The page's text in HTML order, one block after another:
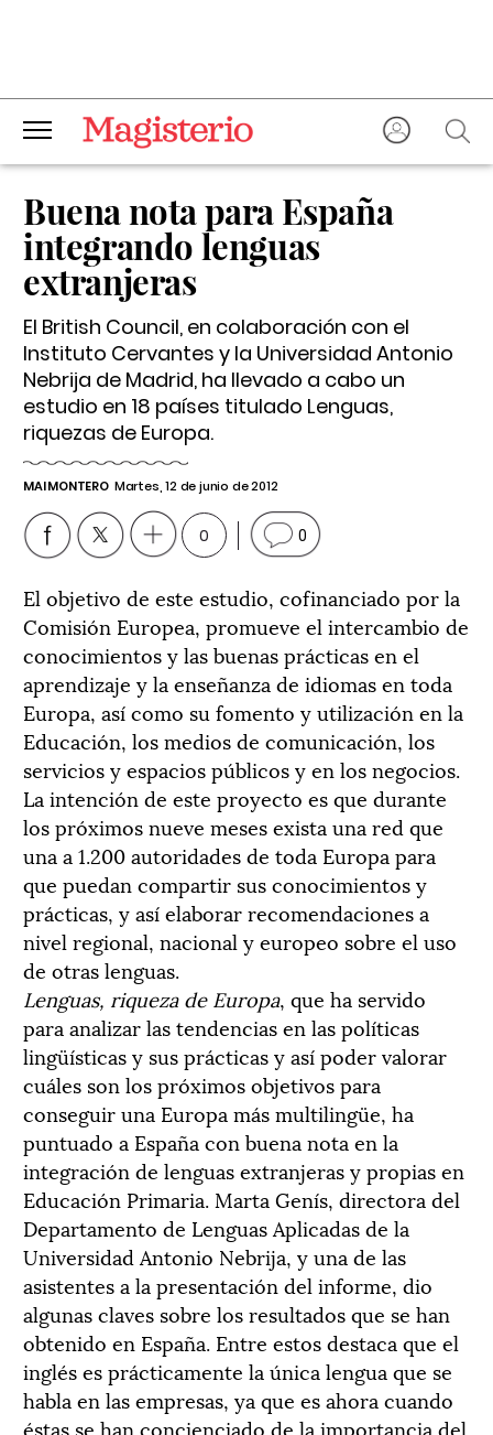
Buena nota para España
integrando lenguas
extranjeras
El British Council, en colaboración con el
Instituto Cervantes y la Universidad Antonio
Nebrija de Madrid, ha llevado a cabo un
estudio en 18 países titulado Lenguas,
riquezas de Europa.
MAI MONTERO Martes, 12 de junio de 2012
0 0
El objetivo de este estudio, cofinanciado por la
Comisión Europea, promueve el intercambio de
conocimientos y las buenas prácticas en el
aprendizaje y la enseñanza de idiomas en toda
Europa, así como su fomento y utilización en la
Educación, los medios de comunicación, los
servicios y espacios públicos y en los negocios.
La intención de este proyecto es que durante
los próximos nueve meses exista una red que
una a 1.200 autoridades de toda Europa para
que puedan compartir sus conocimientos y
prácticas, y así elaborar recomendaciones a
nivel regional, nacional y europeo sobre el uso
de otras lenguas.
Lenguas, riqueza de Europa, que ha servido
para analizar las tendencias en las políticas
lingüísticas y sus prácticas y así poder valorar
cuáles son los próximos objetivos para
conseguir una Europa más multilingüe, ha
puntuado a España con buena nota en la
integración de lenguas extranjeras y propias en
Educación Primaria. Marta Genís, directora del
Departamento de Lenguas Aplicadas de la
Universidad Antonio Nebrija, y una de las
asistentes a la presentación del informe, dio
algunas claves sobre los resultados que se han
obtenido en España. Entre estos destaca que el
inglés es prácticamente la única lengua que se
habla en las empresas, ya que es ahora cuando
éstas se han concienciado de la importancia del